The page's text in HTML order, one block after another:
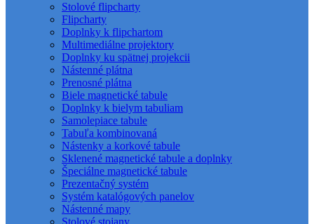
Stolové flipcharty
Flipcharty
Doplnky k flipchartom
Multimediálne projektory
Doplnky ku spätnej projekcii
Nástenné plátna
Prenosné plátna
Biele magnetické tabule
Doplnky k bielym tabuliam
Samolepiace tabule
Tabuľa kombinovaná
Nástenky a korkové tabule
Sklenené magnetické tabule a doplnky
Špeciálne magnetické tabule
Prezentačný systém
Systém katalógových panelov
Nástenné mapy
Stolové stojany